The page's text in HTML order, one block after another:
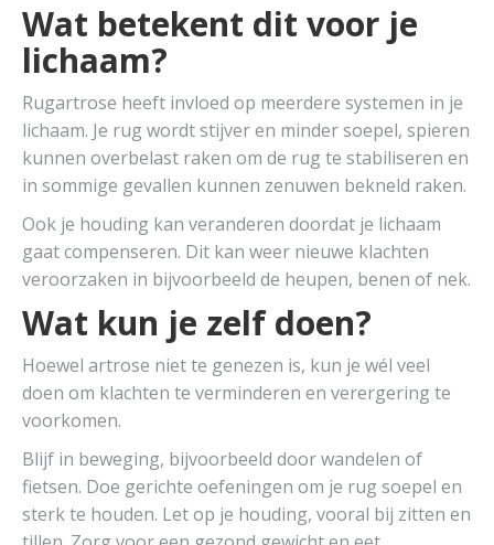
Wat betekent dit voor je
lichaam?
Rugartrose heeft invloed op meerdere systemen in je
lichaam. Je rug wordt stijver en minder soepel, spieren
kunnen overbelast raken om de rug te stabiliseren en
in sommige gevallen kunnen zenuwen bekneld raken.
Ook je houding kan veranderen doordat je lichaam
gaat compenseren. Dit kan weer nieuwe klachten
veroorzaken in bijvoorbeeld de heupen, benen of nek.
Wat kun je zelf doen?
Hoewel artrose niet te genezen is, kun je wél veel
doen om klachten te verminderen en verergering te
voorkomen.
Blijf in beweging, bijvoorbeeld door wandelen of
fietsen. Doe gerichte oefeningen om je rug soepel en
sterk te houden. Let op je houding, vooral bij zitten en